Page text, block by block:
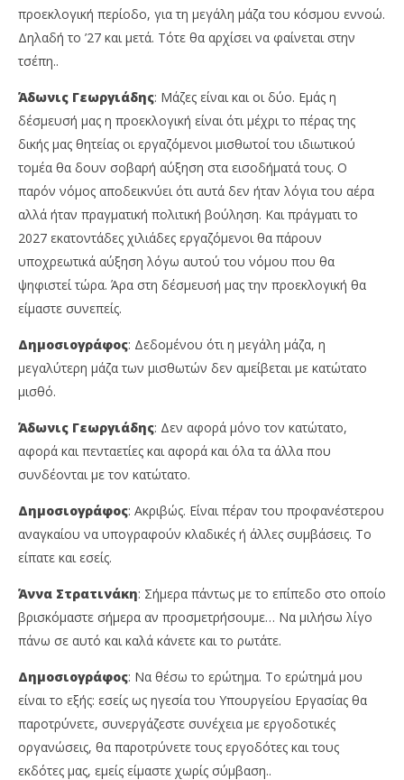
προεκλογική περίοδο, για τη μεγάλη μάζα του κόσμου εννοώ.
Δηλαδή το ’27 και μετά. Τότε θα αρχίσει να φαίνεται στην
τσέπη..
Άδωνις Γεωργιάδης: Μάζες είναι και οι δύο. Εμάς η
δέσμευσή μας η προεκλογική είναι ότι μέχρι το πέρας της
δικής μας θητείας οι εργαζόμενοι μισθωτοί του ιδιωτικού
τομέα θα δουν σοβαρή αύξηση στα εισοδήματά τους. Ο
παρόν νόμος αποδεικνύει ότι αυτά δεν ήταν λόγια του αέρα
αλλά ήταν πραγματική πολιτική βούληση. Και πράγματι το
2027 εκατοντάδες χιλιάδες εργαζόμενοι θα πάρουν
υποχρεωτικά αύξηση λόγω αυτού του νόμου που θα
ψηφιστεί τώρα. Άρα στη δέσμευσή μας την προεκλογική θα
είμαστε συνεπείς.
Δημοσιογράφος: Δεδομένου ότι η μεγάλη μάζα, η
μεγαλύτερη μάζα των μισθωτών δεν αμείβεται με κατώτατο
μισθό.
Άδωνις Γεωργιάδης: Δεν αφορά μόνο τον κατώτατο,
αφορά και πενταετίες και αφορά και όλα τα άλλα που
συνδέονται με τον κατώτατο.
Δημοσιογράφος: Ακριβώς. Είναι πέραν του προφανέστερου
αναγκαίου να υπογραφούν κλαδικές ή άλλες συμβάσεις. Το
είπατε και εσείς.
Άννα Στρατινάκη: Σήμερα πάντως με το επίπεδο στο οποίο
βρισκόμαστε σήμερα αν προσμετρήσουμε… Να μιλήσω λίγο
πάνω σε αυτό και καλά κάνετε και το ρωτάτε.
Δημοσιογράφος: Να θέσω το ερώτημα. Το ερώτημά μου
είναι το εξής: εσείς ως ηγεσία του Υπουργείου Εργασίας θα
παροτρύνετε, συνεργάζεστε συνέχεια με εργοδοτικές
οργανώσεις, θα παροτρύνετε τους εργοδότες και τους
εκδότες μας, εμείς είμαστε χωρίς σύμβαση..